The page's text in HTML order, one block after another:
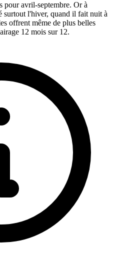
pour avril-septembre. Or à
surtout l'hiver, quand il fait nuit à
offrent même de plus belles
12 mois sur 12.